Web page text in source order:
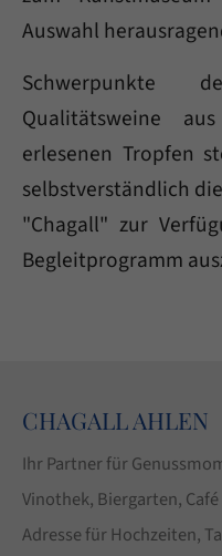
Have any
+44 1234 567 890
Drop us a line
About us
Lorem ipsum dolor
adipiscing elit.
quam felis, ultricies nec.
Auswahl
Schwerpunkte
Qualitätsweine
erlesenen Tropfen
selbstverständlich
"Chagall" zur
Begleitprogramm
CHAGALL AHLEN
Ihr Partner für
Vinothek, Biergarten,
Adresse für Hochzeiten,